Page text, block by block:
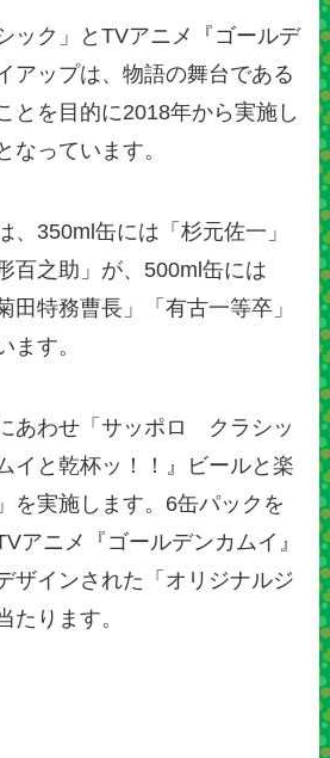
ック」とTVアニメ『ゴールデ
アップは、物語の舞台である
とを目的に2018年から実施し
なっています。
、350ml缶には「杉元佐一」
百之助」が、500ml缶には
田特務曹長」「有古一等卒」
ます。
あわせ「サッポロ クラシッ
イと乾杯ッ！！』ビールと楽
を実施します。6缶パックを
アニメ『ゴールデンカムイ』
ザインされた「オリジナルジ
たります。